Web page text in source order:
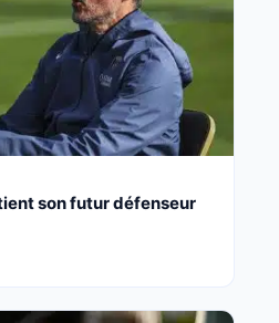
son futur défenseur